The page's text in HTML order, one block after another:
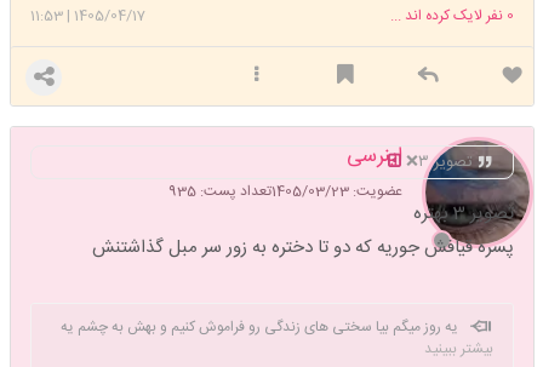
1405/04/17
|
11:53 0 نفر لایک کرده اند ...
اینرسی
عضویت: 1405/03/23 تعداد پست: 935
تصویر ۳❌️
تصویر 3 بهتره
پسره قیافش جوریه که دو تا دختره به زور سر مبل گذاشتنش
یه روز میگم بیا سختی های زندگی رو فراموش کنیم و بهش به چشم یه
فرصت نگاه کنیم. دوباره فردا میشه و میگم نع ، زندگی تخمیه این حرفا چیهههه
بیشتر ببینید